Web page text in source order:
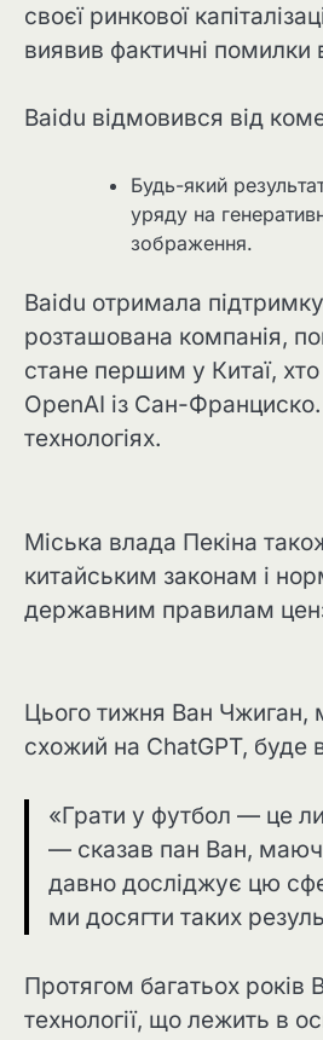
своєї ринкової
виявив фактичні помилки
Baidu відмовився від
Будь-який
уряду на
зображення.
Baidu отримала
розташована компанія,
стане першим у Китаї,
OpenAI із Сан-
технологіях.
Міська влада Пекіна
китайським законам і
державним правилам
Цього тижня Ван Чжиган,
схожий на ChatGPT, буде
«Грати у футбол — це
— сказав пан Ван,
давно досліджує цю
ми досягти таких
Протягом багатьох
технології, що лежить в